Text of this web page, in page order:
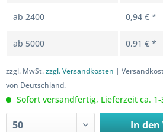
ab 2400 0,94 € *
ab 5000 0,91 € *
zzgl. MwSt.zzgl. Versandkosten |
von Deutschland.
Sofort versandfertig, Lieferzeit ca.
In den